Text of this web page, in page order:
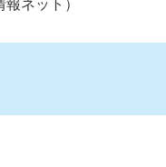
報ネット）